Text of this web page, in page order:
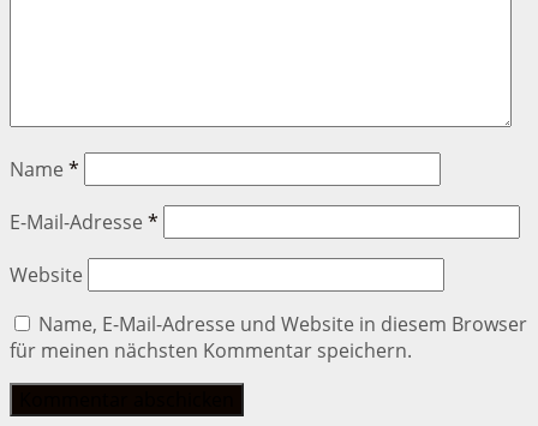
Name *
E-Mail-Adresse *
Website
Name, E-Mail-Adresse und Website in diesem Browser
für meinen nächsten Kommentar speichern.